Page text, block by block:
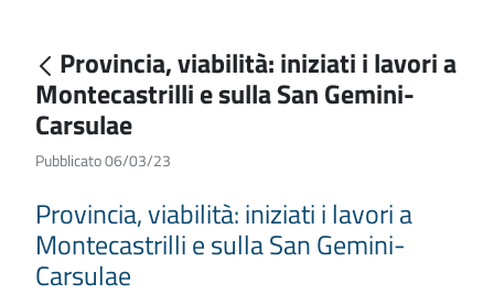
Provincia, viabilità: iniziati i lavori a
Montecastrilli e sulla San Gemini-
Carsulae
Pubblicato 06/03/23
Provincia, viabilità: iniziati i lavori a
Montecastrilli e sulla San Gemini-
Carsulae